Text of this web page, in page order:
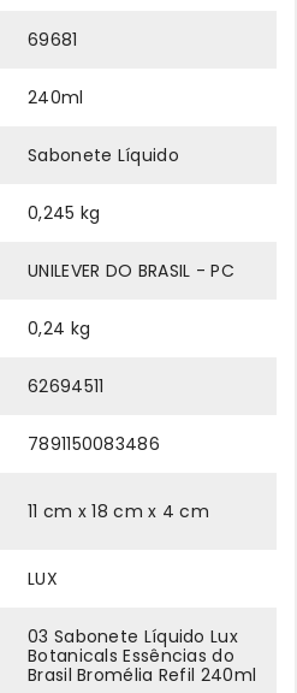
69681
240ml
Sabonete Líquido
0,245 kg
UNILEVER DO BRASIL - PC
0,24 kg
62694511
7891150083486
11 cm x 18 cm x 4 cm
LUX
03 Sabonete Líquido Lux
Botanicals Essências do
Brasil Bromélia Refil 240ml